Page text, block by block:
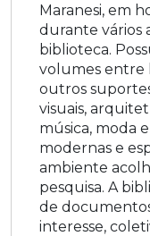
Maranesi, em
durante vários
biblioteca.
volumes entre
outros
visuais,
música, moda
modernas e
ambiente
pesquisa. A
de
interesse,